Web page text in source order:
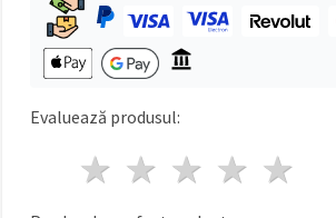
făcând clic
pe butonul
"Salvați"
toate!
Evaluează produsul:
4 stele
3 stele
2 stele
1 stea